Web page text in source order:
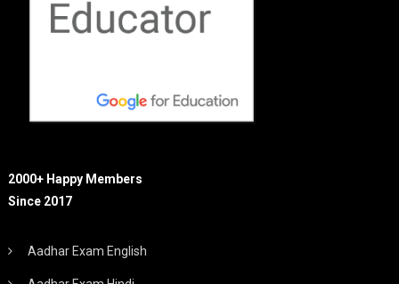
2000+ Happy Members
Since 2017
Aadhar Exam English